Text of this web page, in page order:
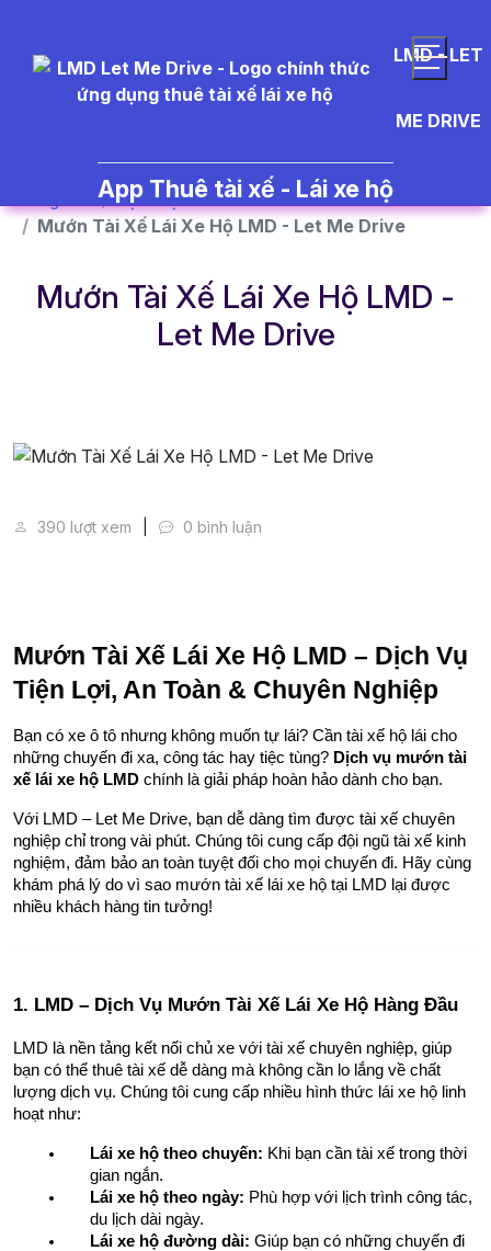
LMD - LET
ME DRIVE
App Thuê tài xế - Lái xe hộ
Trang chủ
Dịch vụ
Mướn Tài Xế Lái Xe Hộ LMD - Let Me Drive
Mướn Tài Xế Lái Xe Hộ LMD -
Let Me Drive
390 lượt xem 0 bình luận
Mướn Tài Xế Lái Xe Hộ LMD – Dịch Vụ
Tiện Lợi, An Toàn & Chuyên Nghiệp
Bạn có xe ô tô nhưng không muốn tự lái? Cần tài xế hộ lái cho
những chuyến đi xa, công tác hay tiệc tùng? Dịch vụ mướn tài
xế lái xe hộ LMD chính là giải pháp hoàn hảo dành cho bạn.
Với LMD – Let Me Drive, bạn dễ dàng tìm được tài xế chuyên
nghiệp chỉ trong vài phút. Chúng tôi cung cấp đội ngũ tài xế kinh
nghiệm, đảm bảo an toàn tuyệt đối cho mọi chuyến đi. Hãy cùng
khám phá lý do vì sao mướn tài xế lái xe hộ tại LMD lại được
nhiều khách hàng tin tưởng!
1. LMD – Dịch Vụ Mướn Tài Xế Lái Xe Hộ Hàng Đầu
LMD là nền tảng kết nối chủ xe với tài xế chuyên nghiệp, giúp
bạn có thể thuê tài xế dễ dàng mà không cần lo lắng về chất
lượng dịch vụ. Chúng tôi cung cấp nhiều hình thức lái xe hộ linh
hoạt như:
Lái xe hộ theo chuyến: Khi bạn cần tài xế trong thời
gian ngắn.
Lái xe hộ theo ngày: Phù hợp với lịch trình công tác,
du lịch dài ngày.
Lái xe hộ đường dài: Giúp bạn có những chuyến đi